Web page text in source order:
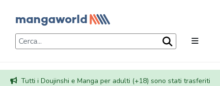
Tutti i Doujinshi e Manga per adulti (+18) sono stati trasferiti